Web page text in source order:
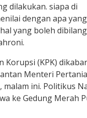
dilakukan. siapa di
dengan apa
yang boleh dibilang
Korupsi (KPK)
Menteri
malam ini. Politikus
ke Gedung Merah